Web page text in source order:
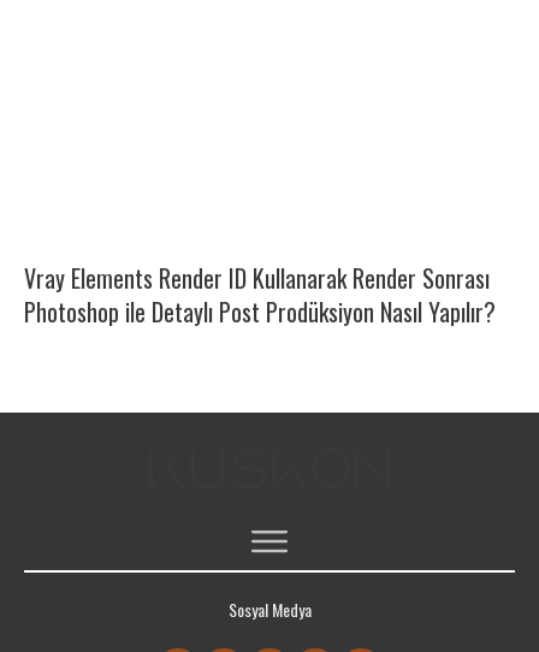
Vray Elements Render ID Kullanarak Render Sonrası
Photoshop ile Detaylı Post Prodüksiyon Nasıl Yapılır?
Sosyal Medya